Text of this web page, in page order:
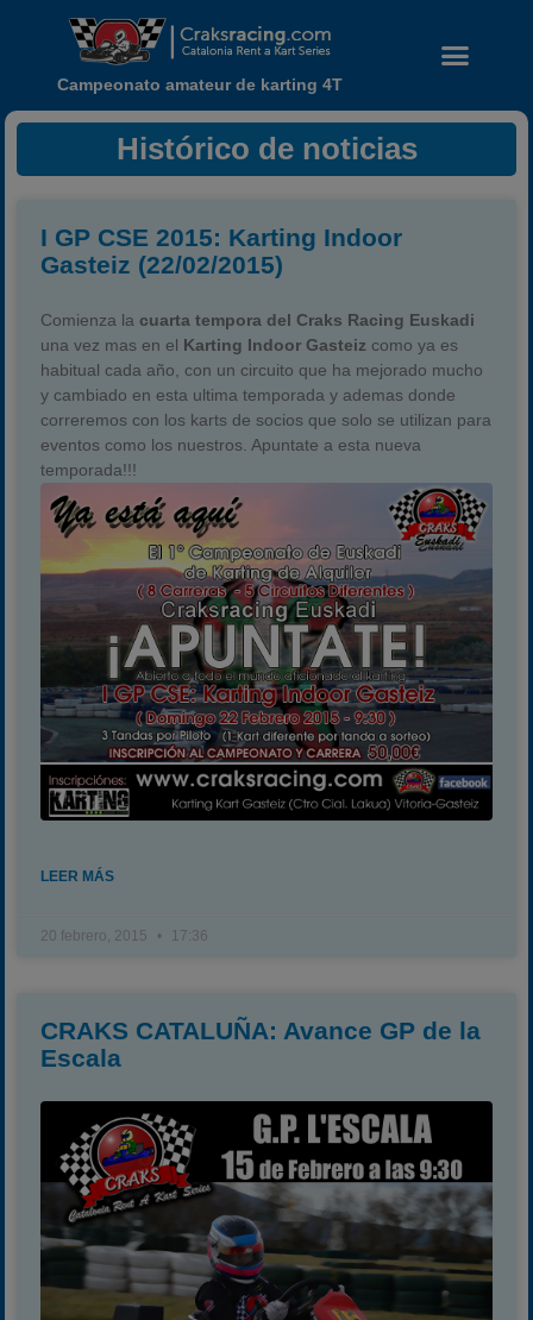
Temporada 2026
Carreras finalizadas
Campeonato
Temporada 2026
Temporadas anteriores
2020-2021
2022
2023
Campeonato amateur de karting 4T
Histórico de noticias
I GP CSE 2015: Karting Indoor
Gasteiz (22/02/2015)
Comienza lacuarta tempora del Craks Racing Euskadi
una vez mas en el Karting Indoor Gasteiz como ya es
habitual cada año, con un circuito que ha mejorado mucho
y cambiado en esta ultima temporada y ademas donde
correremos con los karts de socios que solo se utilizan para
eventos como los nuestros. Apuntate a esta nueva
temporada!!!
LEER MÁS
20 febrero, 2015 17:36
CRAKS CATALUÑA: Avance GP de la
Escala